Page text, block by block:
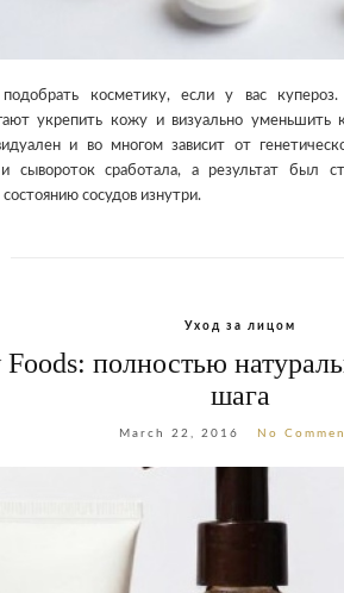
косметику, если у вас купероз.
укрепить кожу и визуально
и во многом зависит от
сывороток сработала, а результат был
сосудов изнутри.
Уход за лицом
полностью
шага
March 22, 2016 No